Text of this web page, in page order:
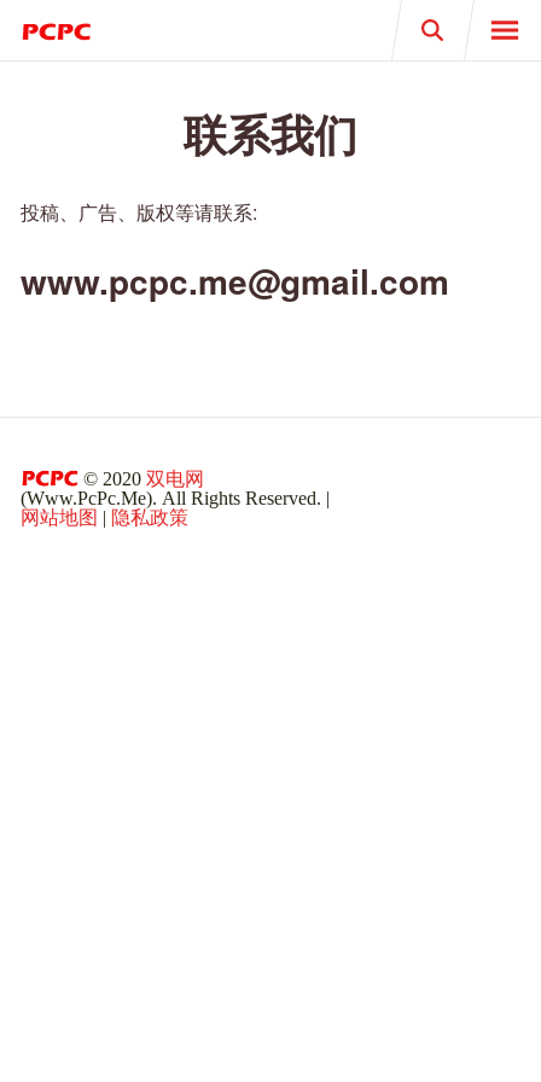
Search
联系我们
投稿、广告、版权等请联系:
www.pcpc.me@gmail.com
© 2020 双电网
(Www.PcPc.Me). All Rights Reserved. |
网站地图 | 隐私政策